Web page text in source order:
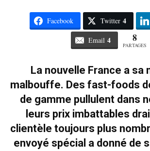
Facebook Twitter 4
Email 4 8
PARTAGES
La nouvelle France a sa
malbouffe. Des fast-foods
de gamme pullulent dans
leurs prix imbattables
clientèle toujours plus
envoyé spécial a donné de